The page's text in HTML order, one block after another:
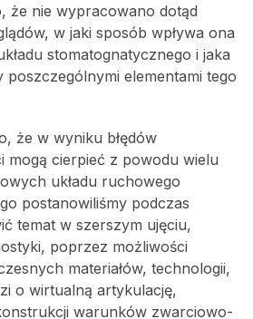
że nie wypracowano dotąd
w jaki sposób wpływa ona
stomatognatycznego i jaka
poszczególnymi elementami tego
że w wyniku błędów
mogą cierpieć z powodu wielu
układu ruchowego
postanowiliśmy podczas
temat w szerszym ujęciu,
poprzez możliwości
materiałów, technologii,
o wirtualną artykulację,
warunków zwarciowo-